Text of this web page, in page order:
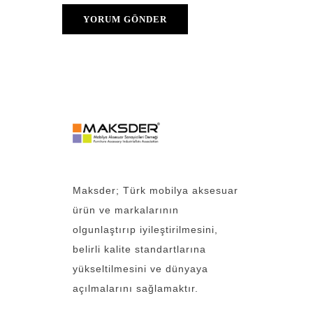
Maksder; Türk mobilya aksesuar
ürün ve markalarının
olgunlaştırıp iyileştirilmesini,
belirli kalite standartlarına
yükseltilmesini ve dünyaya
açılmalarını sağlamaktır.